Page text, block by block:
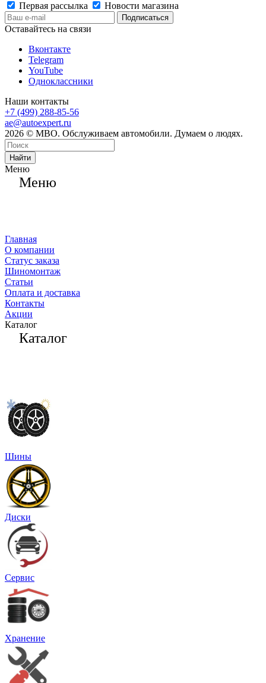
Первая рассылка
Новости магазина
Оставайтесь на связи
Вконтакте
Telegram
YouTube
Одноклассники
Наши контакты
+7 (499) 288-85-56
ae@autoexpert.ru
2026 © МВО. Обслуживаем автомобили. Думаем о людях.
Найти
Меню
Меню
Главная
О компании
Статус заказа
Шиномонтаж
Статьи
Оплата и доставка
Контакты
Акции
Каталог
Каталог
Шины
Диски
Сервис
Хранение